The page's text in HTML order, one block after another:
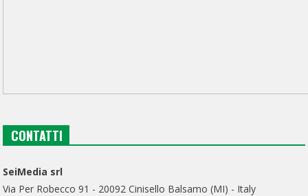
CONTATTI
SeiMedia srl
Via Per Robecco 91 - 20092 Cinisello Balsamo (MI) - Italy